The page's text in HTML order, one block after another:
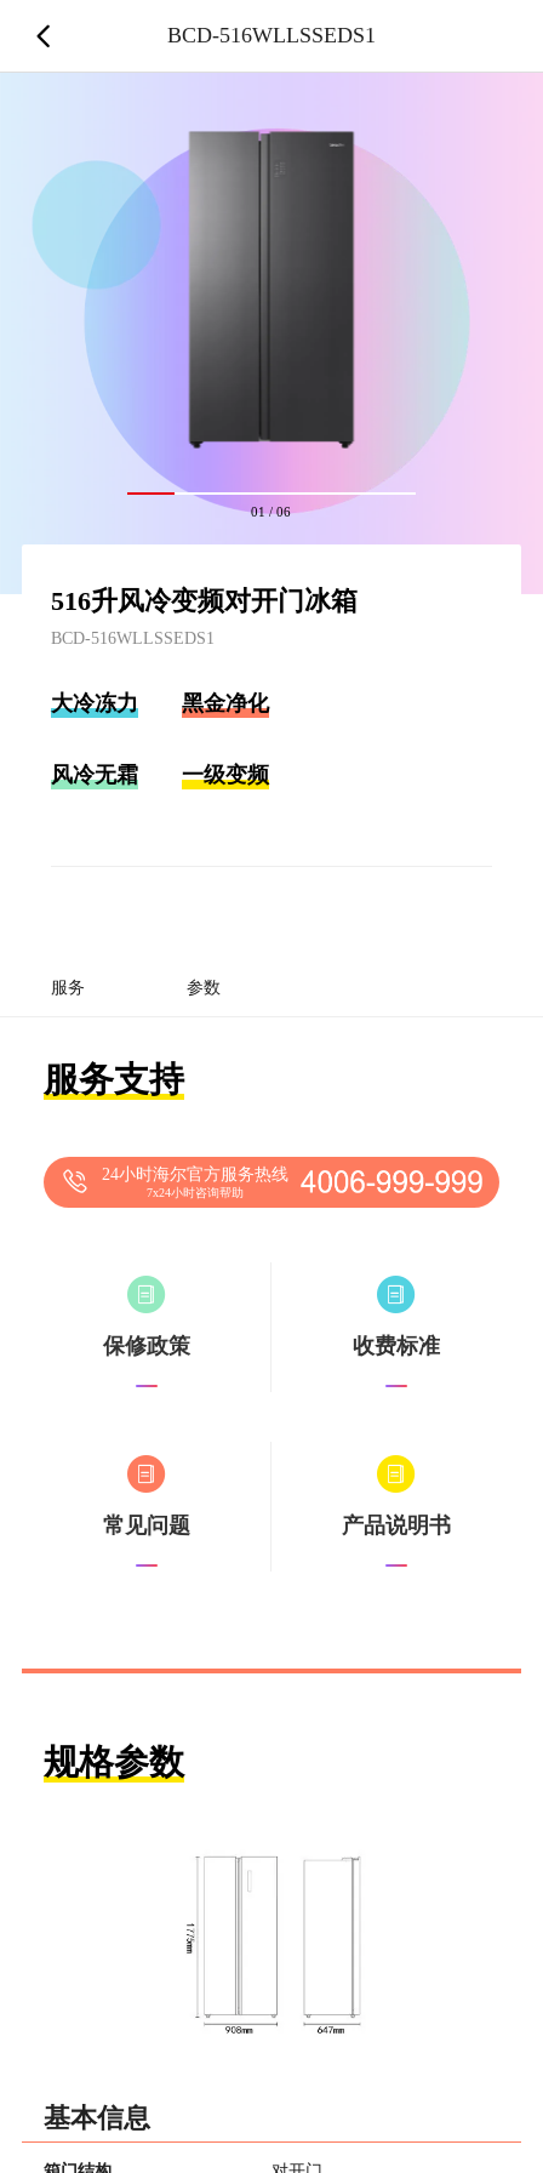
01/06
516升风冷变频对开门冰箱
BCD-516WLLSSEDS1
大冷冻力 黑金净化
风冷无霜 一级变频
服务 参数
服务支持
24小时海尔官方服务热线
7x24小时咨询帮助
保修政策 收费标准
常见问题 产品说明书
规格参数
基本信息
BCD-516WLLSSEDS1